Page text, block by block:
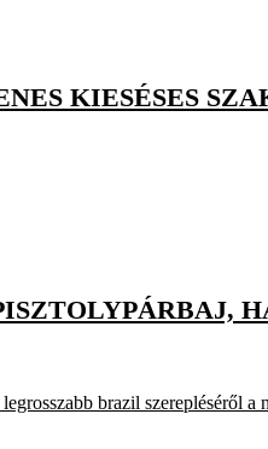
KIESÉSES
brazil szerepléséről a